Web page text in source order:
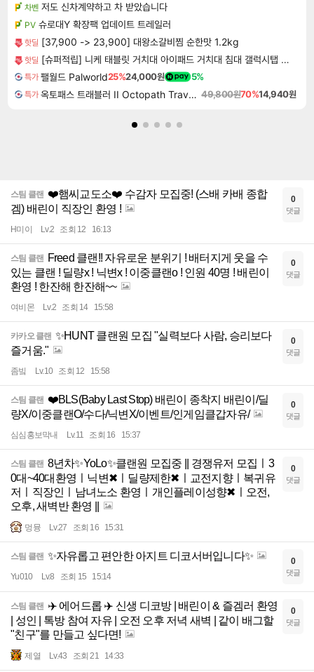
차벤 저도 신차계약하고 차 받았습니다
PV 슈로대Y 확장팩 업데이트 트레일러
핫딜 [37,900 -> 23,900] 대왕소갈비찜 순한맛 1.2kg
핫딜 [슈퍼적립] 니케 태블릿 거치대 아이패드 거치대 침대 갤럭시탭 패드 The Comfy
특가 팰월드 Palworld25%24,000원 5%
특가 옥토패스 트래블러 II Octopath Traveler II 49,800원70%14,940원
스팀 클랜 ❤️햄씨교도소❤️ 수감자 모집중! (스배 카배 종합
겜) 배린이 직장인 환영 !
H미이 Lv.2 조회 12 16:13
0
댓글
스팀 클랜 Freed 클랜!! 자유로운 분위기 ! 배터지게 웃을 수
있는 클랜 ! 딜량x ! 닉변x ! 이중클랜o ! 인원 40명 ! 배린이
환영 ! 한잔해 한잔해~~
여비몬 Lv.2 조회 14 15:58
0
댓글
카카오 클랜 ✨HUNT 클랜원 모집 "실력보다 사람, 승리보다
즐거움."
좀빜 Lv.10 조회 12 15:58
0
댓글
스팀 클랜 ❤️BLS(Baby Last Stop) 배린이 종착지 배린이/딜
량X/이중클랜O/수다/닉변X/이벤트/인게임클갑자유/
심심홍보막내 Lv.11 조회 16 15:37
0
댓글
스팀 클랜 8년차✨YoLo✨클랜원 모집중 || 경쟁유저 모집ㅣ3
0대~40대환영ㅣ닉변✖ㅣ딜량제한✖ㅣ교전지향ㅣ복귀유
저ㅣ직장인ㅣ남녀노소 환영ㅣ개인플레이성향✖ㅣ오전,
오후, 새벽반 환영 ||
멍뮹 Lv.27 조회 16 15:31
0
댓글
스팀 클랜 ✨자유롭고 편안한 아지트 디코서버입니다✨
Yu010 Lv.8 조회 15 15:14
0
댓글
스팀 클랜 ✈️ 에어드롭 ✈️ 신생 디코방 | 배린이 & 즐겜러 환영
| 성인 | 톡방 참여 자유 | 오전 오후 저녁 새벽 | 같이 배그할
"친구"를 만들고 싶다면!
제열 Lv.43 조회 21 14:33
0
댓글